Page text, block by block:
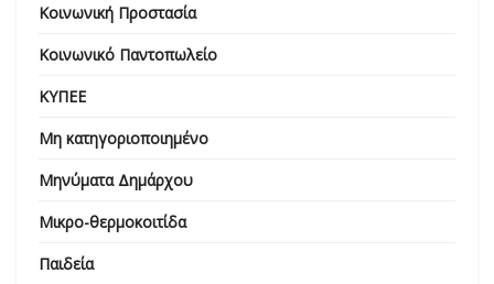
Κοινωνική Προστασία
Κοινωνικό Παντοπωλείο
ΚΥΠΕΕ
Μη κατηγοριοποιημένο
Μηνύματα Δημάρχου
Μικρο-θερμοκοιτίδα
Παιδεία